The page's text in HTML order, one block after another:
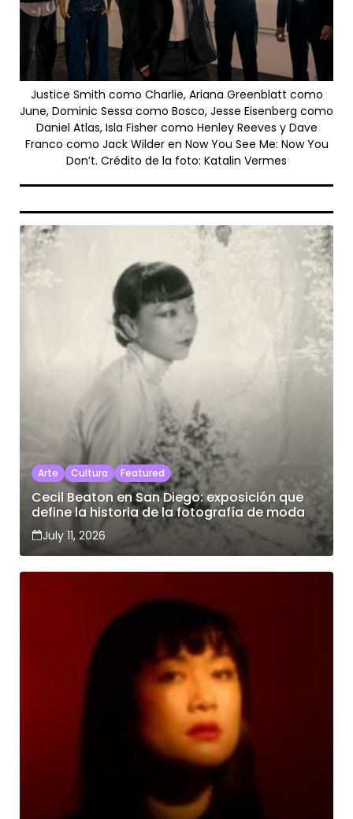
Justice Smith como Charlie, Ariana Greenblatt como
June, Dominic Sessa como Bosco, Jesse Eisenberg como
Daniel Atlas, Isla Fisher como Henley Reeves y Dave
Franco como Jack Wilder en Now You See Me: Now You
Don’t. Crédito de la foto: Katalin Vermes
Arte Cultura Featured
Cecil Beaton en San Diego: exposición que
define la historia de la fotografía de moda
July 11, 2026